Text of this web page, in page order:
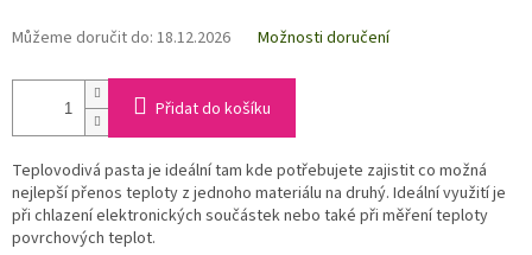
Můžeme doručit do: 18.12.2026 Možnosti doručení
Přidat do košíku
Teplovodivá pasta je ideální tam kde potřebujete zajistit co možná
nejlepší přenos teploty z jednoho materiálu na druhý. Ideální využití je
při chlazení elektronických součástek nebo také při měření teploty
povrchových teplot.